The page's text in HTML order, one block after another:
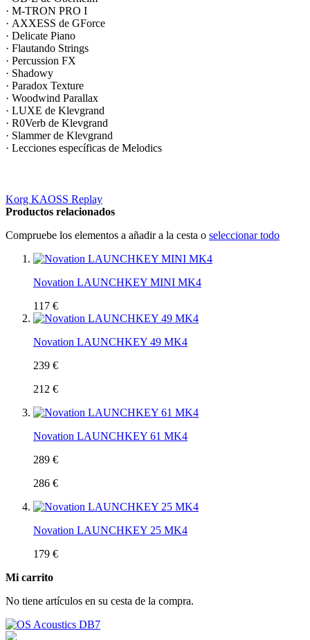
· M-TRON PRO I
· AXXESS de GForce
· Delicate Piano
· Flautando Strings
· Percussion FX
· Shadowy
· Paradox Texture
· Woodwind Parallax
· LUXE de Klevgrand
· R0Verb de Klevgrand
· Slammer de Klevgrand
· Lecciones específicas de Melodics
Korg KAOSS Replay
Productos relacionados
Compruebe los elementos a añadir a la cesta o seleccionar todo
Novation LAUNCHKEY MINI MK4
117 €
Novation LAUNCHKEY 49 MK4
239 €
212 €
Novation LAUNCHKEY 61 MK4
289 €
286 €
Novation LAUNCHKEY 25 MK4
179 €
Mi carrito
No tiene artículos en su cesta de la compra.